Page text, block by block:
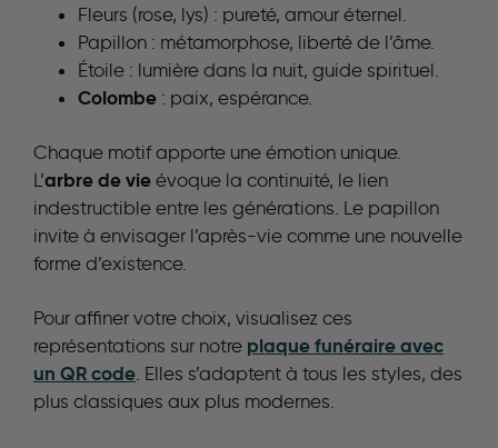
Fleurs (rose, lys) : pureté, amour éternel.
Papillon : métamorphose, liberté de l’âme.
Étoile : lumière dans la nuit, guide spirituel.
Colombe : paix, espérance.
Chaque motif apporte une émotion unique.
L’arbre de vie évoque la continuité, le lien
indestructible entre les générations. Le papillon
invite à envisager l’après-vie comme une nouvelle
forme d’existence.
Pour affiner votre choix, visualisez ces
représentations sur notre plaque funéraire avec
un QR code. Elles s’adaptent à tous les styles, des
plus classiques aux plus modernes.